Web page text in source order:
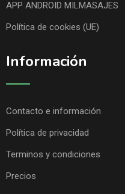
APP ANDROID MILMASAJES
Política de cookies (UE)
Información
Contacto e información
Política de privacidad
Terminos y condiciones
Precios